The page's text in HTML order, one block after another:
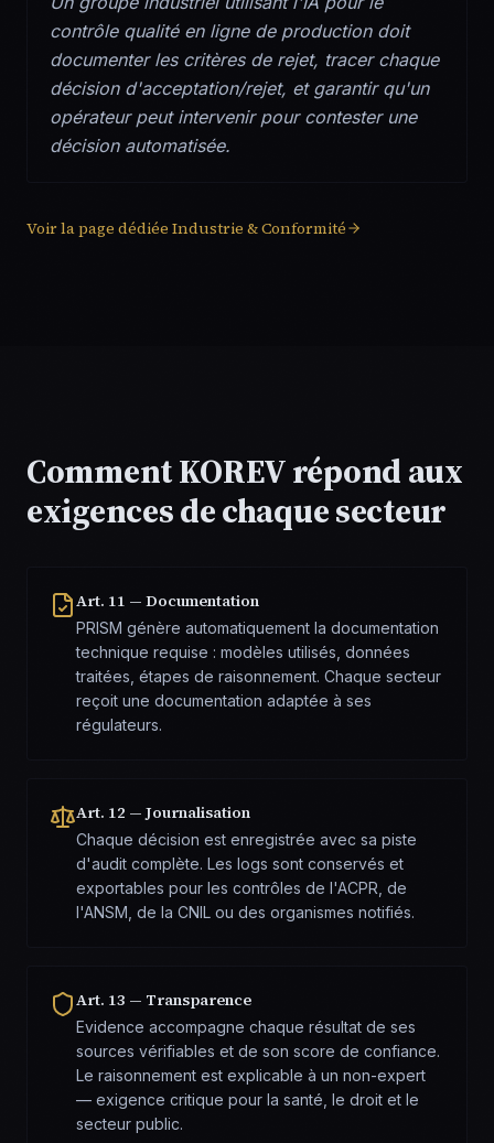
contrôle qualité en ligne de production doit
documenter les critères de rejet, tracer chaque
décision d'acceptation/rejet, et garantir qu'un
opérateur peut intervenir pour contester une
décision automatisée.
Voir la page dédiée Industrie & Conformité
Comment KOREV répond aux
exigences de chaque secteur
Art. 11 — Documentation
PRISM génère automatiquement la documentation
technique requise : modèles utilisés, données
traitées, étapes de raisonnement. Chaque secteur
reçoit une documentation adaptée à ses
régulateurs.
Art. 12 — Journalisation
Chaque décision est enregistrée avec sa piste
d'audit complète. Les logs sont conservés et
exportables pour les contrôles de l'ACPR, de
l'ANSM, de la CNIL ou des organismes notifiés.
Art. 13 — Transparence
Evidence accompagne chaque résultat de ses
sources vérifiables et de son score de confiance.
Le raisonnement est explicable à un non-expert
— exigence critique pour la santé, le droit et le
secteur public.